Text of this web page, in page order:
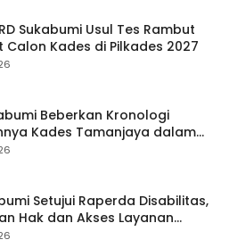
Sukabumi Usul Tes Rambut
Calon Kades di Pilkades 2027
Beberkan Kronologi
Kades Tamanjaya dalam
Setujui Raperda Disabilitas,
Hak dan Akses Layanan